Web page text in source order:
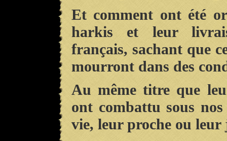
Et comment ont été
harkis et leur
français, sachant que
mourront dans des
Au même titre que
ont combattu sous
vie, leur proche ou leur